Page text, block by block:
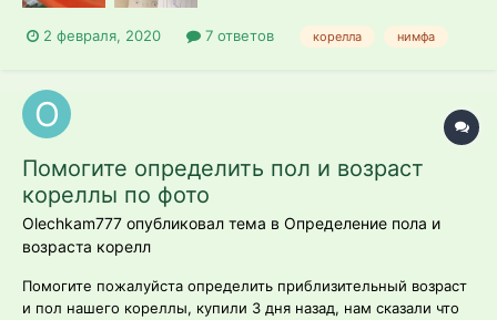
2 февраля, 2020 7 ответов корелла нимфа
Помогите определить пол и возраст
кореллы по фото
Olechkam777 опубликовал тема в Определение пола и
возраста корелл
Помогите пожалуйста определить приблизительный возраст
и пол нашего кореллы, купили 3 дня назад, нам сказали что